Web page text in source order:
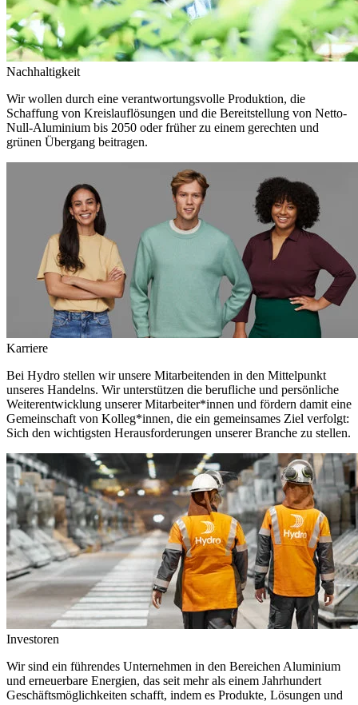
Nachhaltigkeit
Wir wollen durch eine verantwortungsvolle Produktion, die
Schaffung von Kreislauflösungen und die Bereitstellung von Netto-
Null-Aluminium bis 2050 oder früher zu einem gerechten und
grünen Übergang beitragen.
Karriere
Bei Hydro stellen wir unsere Mitarbeitenden in den Mittelpunkt
unseres Handelns. Wir unterstützen die berufliche und persönliche
Weiterentwicklung unserer Mitarbeiter*innen und fördern damit eine
Gemeinschaft von Kolleg*innen, die ein gemeinsames Ziel verfolgt:
Sich den wichtigsten Herausforderungen unserer Branche zu stellen.
Investoren
Wir sind ein führendes Unternehmen in den Bereichen Aluminium
und erneuerbare Energien, das seit mehr als einem Jahrhundert
Geschäftsmöglichkeiten schafft, indem es Produkte, Lösungen und